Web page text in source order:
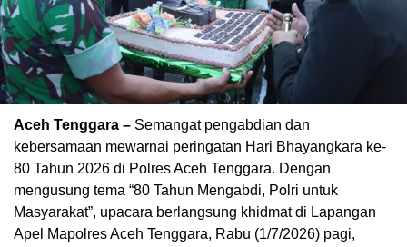
Aceh Tenggara – Semangat pengabdian dan
kebersamaan mewarnai peringatan Hari Bhayangkara ke-
80 Tahun 2026 di Polres Aceh Tenggara. Dengan
mengusung tema “80 Tahun Mengabdi, Polri untuk
Masyarakat”, upacara berlangsung khidmat di Lapangan
Apel Mapolres Aceh Tenggara, Rabu (1/7/2026) pagi,